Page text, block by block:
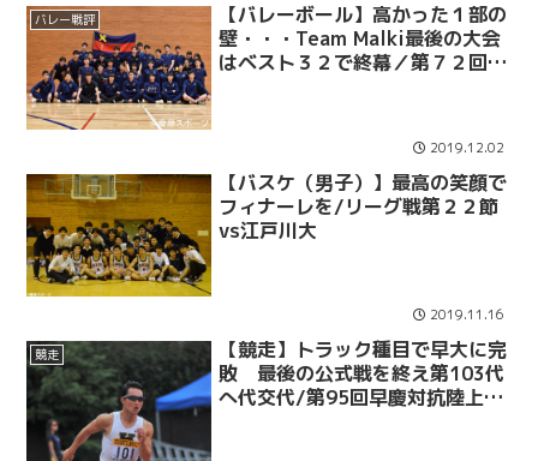
バレー戦評
【バレーボール】高かった１部の
壁・・・Team Malki最後の大会
はベスト３２で終幕／第７２回全
2019.12.02
【バスケ（男子）】最高の笑顔で
フィナーレを/リーグ戦第２２節
vs江戸川大
2019.11.16
競走
【競走】トラック種目で早大に完
敗 最後の公式戦を終え第103代
へ代交代/第95回早慶対抗陸上競